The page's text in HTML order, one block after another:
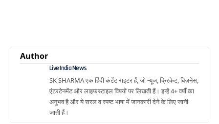
Author
Live India News
SK SHARMA एक हिंदी कंटेंट राइटर हैं, जो न्यूज, क्रिकेट, बिज़नेस,
एंटरटेनमेंट और लाइफस्टाइल विषयों पर लिखती हैं। इन्हें 4+ वर्षों का
अनुभव है और ये सरल व स्पष्ट भाषा में जानकारी देने के लिए जानी
जाती हैं।